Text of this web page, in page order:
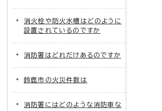
消火栓や防火水槽はどのように
設置されているのですか
消防署はどれだけあるのですか
鈴鹿市の火災件数は
消防署にはどのような消防車な